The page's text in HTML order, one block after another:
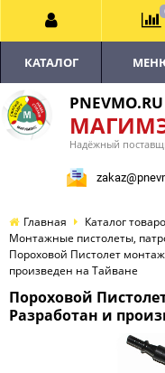
PNEVMO.RU
Надёжный
КАТАЛОГ
Главная
Каталог
Монтажные пистолеты,
Пороховой Пистолет
произведен на Тайване
Пороховой
Разработан и